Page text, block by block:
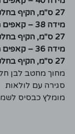
27 ס"מ, הקיף בחלק התחתון – 76 ס"מ
27 ס"מ, הקיף בחלק התחתון – 70 ס"מ
27 ס"מ, הקיף בחלק התחתון – 65 ס"מ
מחוך מחטב לבן
סגירה עם לולאות
מומלץ כבסיס